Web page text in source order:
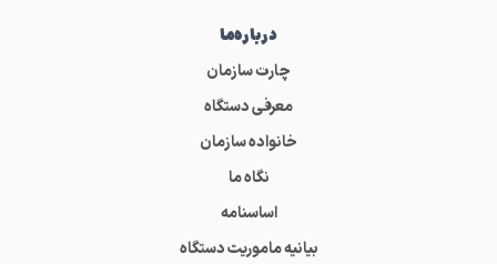
درباره‌ما
چارت سازمان
معرفی دستگاه
خانواده سازمان
نگاه ما
اساسنامه
بیانیه ماموریت دستگاه